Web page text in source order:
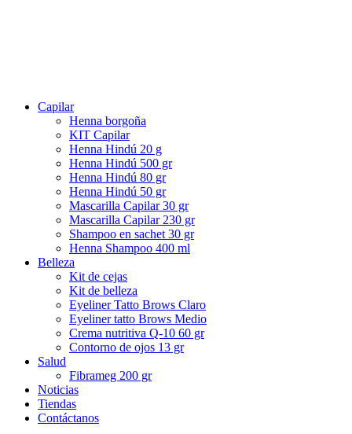
Capilar
Henna borgoña
KIT Capilar
Henna Hindú 20 g
Henna Hindú 500 gr
Henna Hindú 80 gr
Henna Hindú 50 gr
Mascarilla Capilar 30 gr
Mascarilla Capilar 230 gr
Shampoo en sachet 30 gr
Henna Shampoo 400 ml
Belleza
Kit de cejas
Kit de belleza
Eyeliner Tatto Brows Claro
Eyeliner tatto Brows Medio
Crema nutritiva Q-10 60 gr
Contorno de ojos 13 gr
Salud
Fibrameg 200 gr
Noticias
Tiendas
Contáctanos